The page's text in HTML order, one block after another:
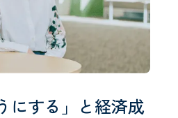
にする」と経済成